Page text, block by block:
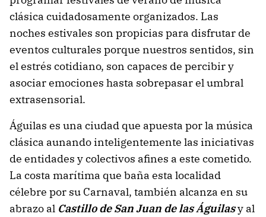
clásica cuidadosamente organizados. Las
noches estivales son propicias para disfrutar de
eventos culturales porque nuestros sentidos, sin
el estrés cotidiano, son capaces de percibir y
asociar emociones hasta sobrepasar el umbral
extrasensorial.
Águilas es una ciudad que apuesta por la música
clásica aunando inteligentemente las iniciativas
de entidades y colectivos afines a este cometido.
La costa marítima que baña esta localidad
célebre por su Carnaval, también alcanza en su
abrazo al Castillo de San Juan de las Águilasy al